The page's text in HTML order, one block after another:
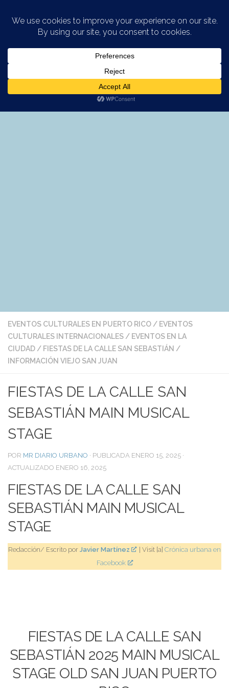
EVENTOS CULTURALES EN PUERTO RICO / EVENTOS
CULTURALES INTERNACIONALES / EVENTOS EN LA
CIUDAD / FIESTAS DE LA CALLE SAN SEBASTIÁN /
INFORMACIÓN VIEJO SAN JUAN
FIESTAS DE LA CALLE SAN
SEBASTIÁN MAIN MUSICAL
STAGE
POR MR DIARIO URBANO · PUBLICADA ENERO 15, 2025 ·
ACTUALIZADO ENERO 16, 2025
FIESTAS DE LA CALLE SAN
SEBASTIÁN MAIN MUSICAL
STAGE
Redacción/ Escrito por Javier Martínez | Visit [a]Crónica urbana en
Facebook
FIESTAS DE LA CALLE SAN
SEBASTIÁN 2025 MAIN MUSICAL
STAGE OLD SAN JUAN PUERTO